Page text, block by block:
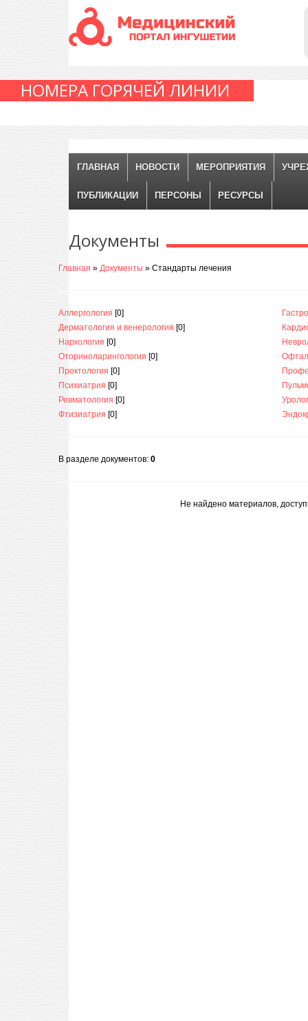
НОМЕРА ГОРЯЧЕЙ ЛИНИИ
ГЛАВНАЯ НОВОСТИ МЕРОПРИЯТИЯ
ПУБЛИКАЦИИ ПЕРСОНЫ РЕСУРСЫ
Документы
Главная » Документы » Стандарты лечения
Аллергология [0]
Дерматология и венерология [0]
Наркология [0]
Оториноларингология [0]
Проктология [0]
Психиатрия [0]
Ревматология [0]
Фтизиатрия [0]
В разделе документов: 0
Не найдено материалов,